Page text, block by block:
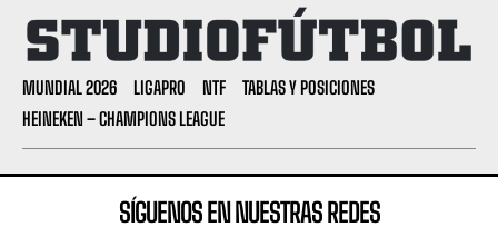
MUNDIAL 2026 LIGAPRO NTF
TABLAS Y POSICIONES
HEINEKEN – CHAMPIONS LEAGUE
SÍGUENOS EN NUESTRAS REDES